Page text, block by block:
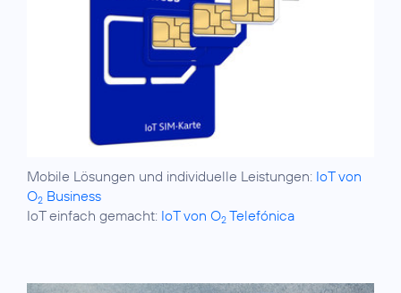
Mobile Lösungen und individuelle Leistungen: IoT von
O2 Business
IoT einfach gemacht: IoT von O2 Telefónica